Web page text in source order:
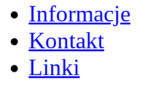
Informacje
Kontakt
Linki